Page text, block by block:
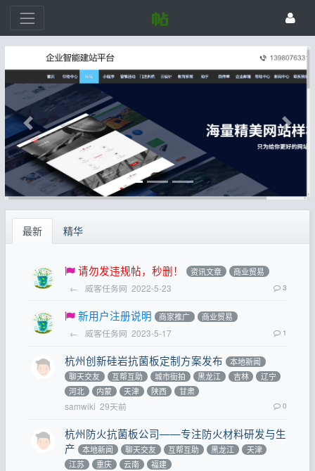
最新 精华
请勿发违规帖，秒删！ 资讯文章 商业贸易
← 威客任务网 2022-5-23 3
新用户注册说明 商家推广 商业贸易
← 威客任务网 2023-5-17 1
杭州创新硅岩抗菌板定制方案发布
本地新闻
聊天交友
互帮互助 城市街拍 黑龙江 吉林
辽宁
河北
内蒙 天津 陕西 甘肃
samwiki 29天前 0
杭州防火抗菌板公司——专注防火材料研发与生
产
本地新闻 聊天交友 互帮互助 黑龙江
天津
江苏
重庆 云南 福建